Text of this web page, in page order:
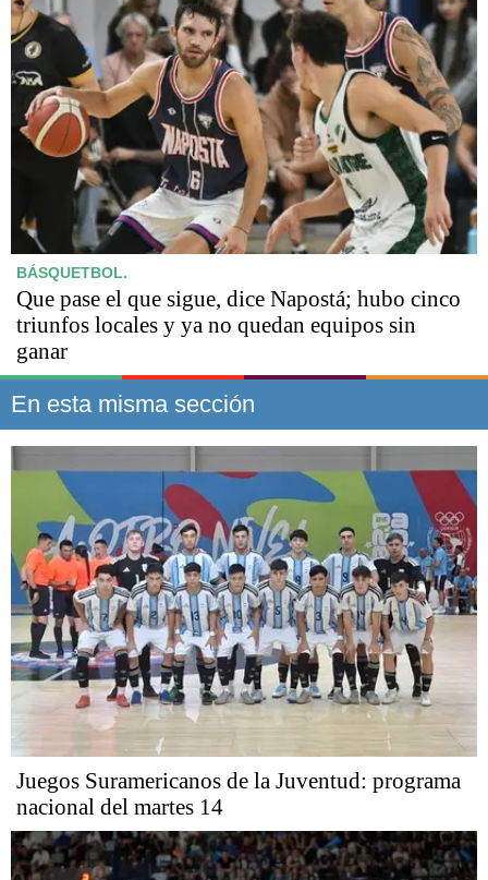
BÁSQUETBOL.
Que pase el que sigue, dice Napostá; hubo cinco
triunfos locales y ya no quedan equipos sin
ganar
En esta misma sección
Juegos Suramericanos de la Juventud: programa
nacional del martes 14